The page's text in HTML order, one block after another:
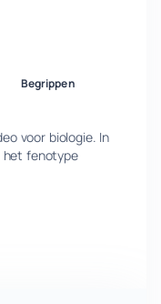
Begrippen
voor biologie. In
het fenotype